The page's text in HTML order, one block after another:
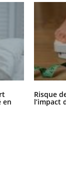
en
Risque
l’impact